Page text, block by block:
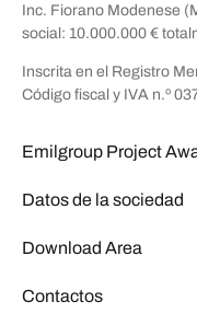
Inc. Fiorano Modenese
social: 10.000.000 €
Inscrita en el Registro
Código fiscal y IVA n.º
Emilgroup Project
Datos de la sociedad
Download Area
Contactos